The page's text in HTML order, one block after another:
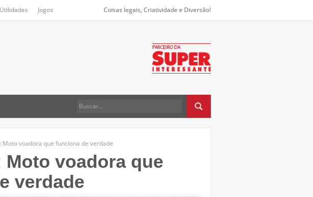
Utilidades Jogos Coisas legais, Criatividade e Diversão!
Moto voadora que funciona de verdade
Moto voadora que
verdade